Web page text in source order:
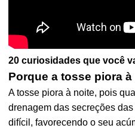
20 curiosidades que você
Porque a tosse piora
A tosse piora à noite, pois
drenagem das secreções
difícil, favorecendo o seu